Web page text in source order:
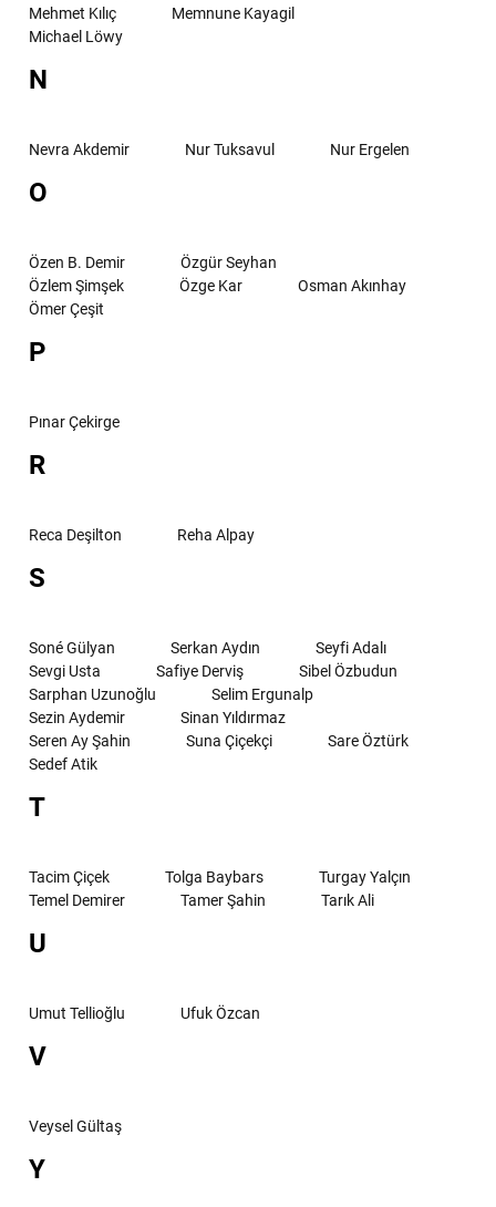
Mehmet Kılıç
Memnune Kayagil
Michael Löwy
N
Nevra Akdemir Nur Tuksavul Nur Ergelen
O
Özen B. Demir
Özgür Seyhan
Özlem Şimşek
Özge Kar
Osman Akınhay
Ömer Çeşit
P
Pınar Çekirge
R
Reca Deşilton Reha Alpay
S
Soné Gülyan Serkan Aydın
Seyfi Adalı
Sevgi Usta
Safiye Derviş
Sibel Özbudun
Sarphan Uzunoğlu
Selim Ergunalp
Sezin Aydemir
Sinan Yıldırmaz
Seren Ay Şahin
Suna Çiçekçi
Sare Öztürk
Sedef Atik
T
Tacim Çiçek Tolga Baybars
Turgay Yalçın
Temel Demirer
Tamer Şahin Tarık Ali
U
Umut Tellioğlu Ufuk Özcan
V
Veysel Gültaş
Y